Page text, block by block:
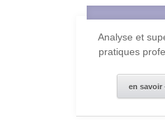
Analyse et
pratiques
en savoir